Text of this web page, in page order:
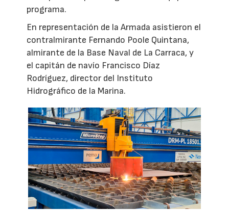
programa.
En representación de la Armada asistieron el
contralmirante Fernando Poole Quintana,
almirante de la Base Naval de La Carraca, y
el capitán de navío Francisco Díaz
Rodríguez, director del Instituto
Hidrográfico de la Marina.